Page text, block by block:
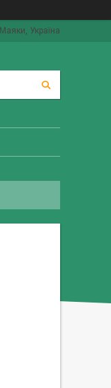
Україна